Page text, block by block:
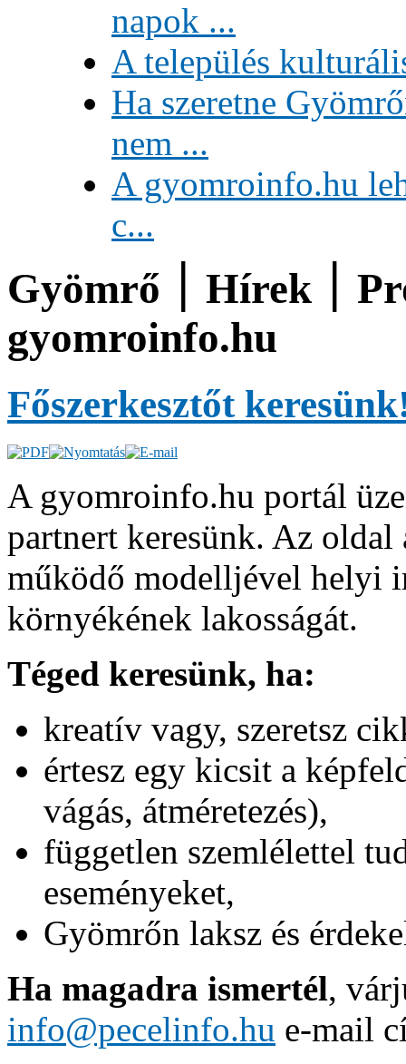
napok ...
A település
Ha szeretne
nem ...
A gyomroinfo.hu
c...
Gyömrő ׀ Hírek ׀ Programok ׀ Üzletek ׀
gyomroinfo.hu
Főszerkesztőt
A gyomroinfo.hu portál
partnert keresünk. Az
működő modelljével helyi
környékének lakosságát.
Téged keresünk, ha:
kreatív vagy, szeretsz
értesz egy kicsit a
vágás, átméretezés),
független szemlélettel
eseményeket,
Gyömrőn laksz és
Ha magadra ismertél,
info@pecelinfo.hu e-mail